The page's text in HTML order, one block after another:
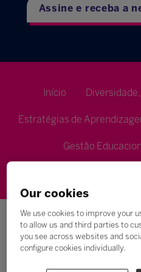
Assine e receba a
Início
Estratégias de
Gestão
Our cookies
We use cookies to improve your
to allow us and third parties to
you see across websites and
configure cookies individually.